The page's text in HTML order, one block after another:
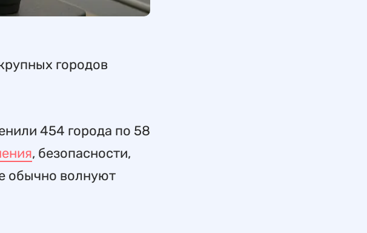
городов
454 города по 58
, безопасности,
обычно волнуют